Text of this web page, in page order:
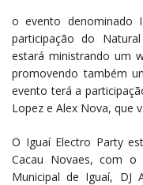
o evento denominado
participação do
estará ministrando um
promovendo também
evento terá a
Lopez e Alex Nova, que
O Iguaí Electro Party
Cacau Novaes, com
Municipal de Iguaí, DJ